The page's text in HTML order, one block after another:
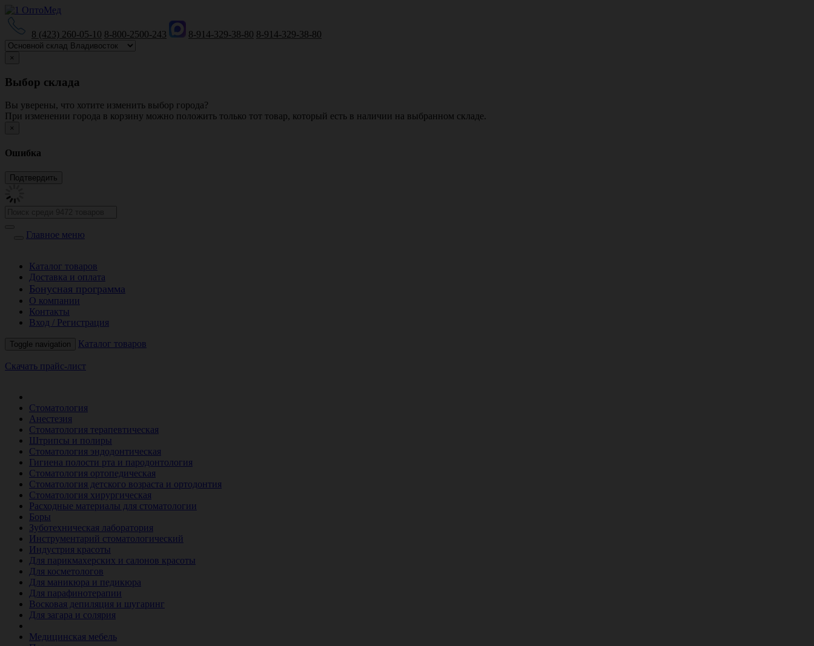
8 (423) 260-05-10 8-800-2500-243 8-914-329-38-80 8-914-329-38-80
×
Выбор склада
Вы уверены, что хотите изменить выбор города?
При изменении города в корзину можно положить только тот товар, который есть в наличии на выбранном складе.
×
Ошибка
Главное меню
Каталог товаров
Доставка и оплата
Бонусная программа
О компании
Контакты
Вход / Регистрация
Toggle navigation Каталог товаров
Скачать прайс-лист
Стоматология
Анестезия
Стоматология терапевтическая
Штрипсы и полиры
Стоматология эндодонтическая
Гигиена полости рта и пародонтология
Стоматология ортопедическая
Стоматология детского возраста и ортодонтия
Стоматология хирургическая
Расходные материалы для стоматологии
Боры
Зуботехническая лаборатория
Инструментарий стоматологический
Индустрия красоты
Для парикмахерских и салонов красоты
Для косметологов
Для маникюра и педикюра
Для парафинотерапии
Восковая депиляция и шугаринг
Для загара и солярия
Медицинская мебель